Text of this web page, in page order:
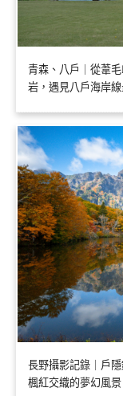
青森、八戶｜從葦
岩，遇見八戶海岸
長野攝影記錄｜戶
楓紅交織的夢幻風景